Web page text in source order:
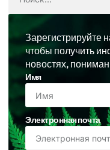
Зарегистрируйте
чтобы получить
новостях,
Имя
Электронная почта